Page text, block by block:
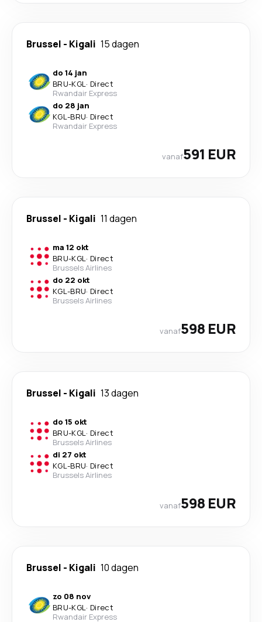
Brussel - Kigali 15 dagen
do 14 jan
BRU-KGL· Direct
Rwandair Express
do 28 jan
KGL-BRU· Direct
Rwandair Express
vanaf591 EUR
Brussel - Kigali 11 dagen
ma 12 okt
BRU-KGL· Direct
Brussels Airlines
do 22 okt
KGL-BRU· Direct
Brussels Airlines
vanaf598 EUR
Brussel - Kigali 13 dagen
do 15 okt
BRU-KGL· Direct
Brussels Airlines
di 27 okt
KGL-BRU· Direct
Brussels Airlines
vanaf598 EUR
Brussel - Kigali 10 dagen
zo 08 nov
BRU-KGL· Direct
Rwandair Express